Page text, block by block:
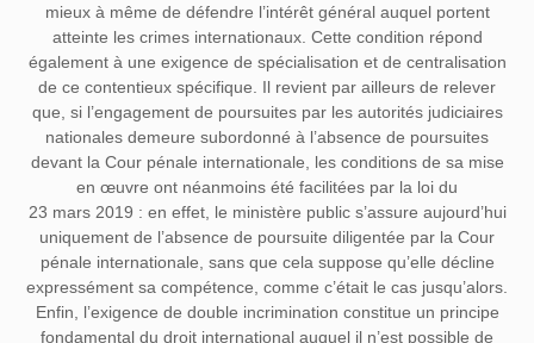
mieux à même de défendre l’intérêt général auquel portent
atteinte les crimes internationaux. Cette condition répond
également à une exigence de spécialisation et de centralisation
de ce contentieux spécifique. Il revient par ailleurs de relever
que, si l’engagement de poursuites par les autorités judiciaires
nationales demeure subordonné à l’absence de poursuites
devant la Cour pénale internationale, les conditions de sa mise
en œuvre ont néanmoins été facilitées par la loi du
23 mars 2019 : en effet, le ministère public s’assure aujourd’hui
uniquement de l’absence de poursuite diligentée par la Cour
pénale internationale, sans que cela suppose qu’elle décline
expressément sa compétence, comme c’était le cas jusqu’alors.
Enfin, l’exigence de double incrimination constitue un principe
fondamental du droit international auquel il n’est possible de